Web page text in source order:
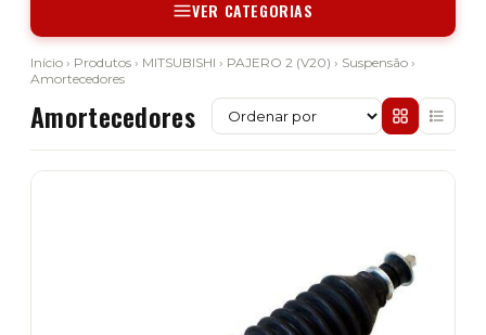
VER CATEGORIAS
Início › Produtos › MITSUBISHI › PAJERO 2 (V20) › Suspensão ›
Amortecedores
Amortecedores